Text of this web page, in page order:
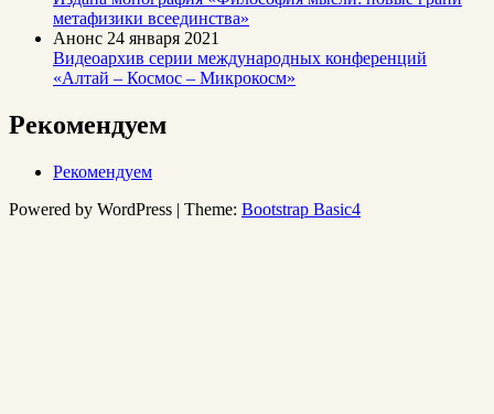
метафизики всеединства»
Анонс 24 января 2021
Видеоархив серии международных конференций
«Алтай – Космос – Микрокосм»
Рекомендуем
Рекомендуем
Powered by WordPress | Theme: Bootstrap Basic4